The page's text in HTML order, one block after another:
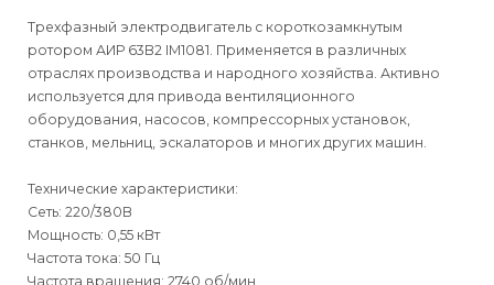
Трехфазный электродвигатель с короткозамкнутым
ротором АИР 63B2 IM1081. Применяется в различных
отраслях производства и народного хозяйства. Активно
используется для привода вентиляционного
оборудования, насосов, компрессорных установок,
станков, мельниц, эскалаторов и многих других машин.
Технические характеристики:
Сеть: 220/380В
Мощность: 0,55 кВт
Частота тока: 50 Гц
Частота вращения: 2740 об/мин